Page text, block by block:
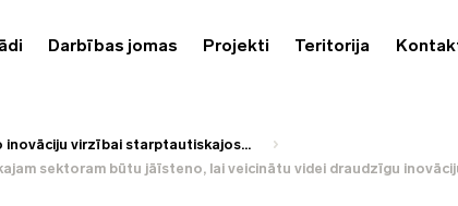
Darbības jomas Projekti Teritorija
inovāciju virzībai starptautiskajos...
sektoram būtu jāīsteno, lai veicinātu videi draudzīgu